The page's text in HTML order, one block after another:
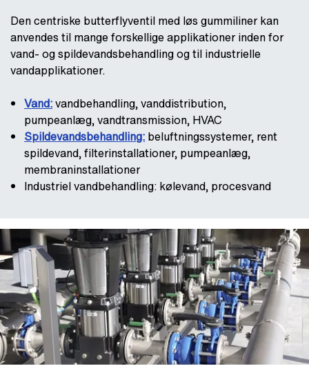
Den centriske butterflyventil med løs gummiliner kan
anvendes til mange forskellige applikationer inden for
vand- og spildevandsbehandling og til industrielle
vandapplikationer.
Vand:vandbehandling, vanddistribution,
pumpeanlæg, vandtransmission, HVAC
Spildevandsbehandling: beluftningssystemer, rent
spildevand, filterinstallationer, pumpeanlæg,
membraninstallationer
Industriel vandbehandling: kølevand, procesvand